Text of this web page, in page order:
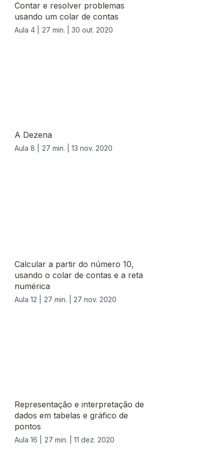
Contar e resolver problemas
usando um colar de contas
Aula 4 | 27 min. | 30 out. 2020
A Dezena
Aula 8 | 27 min. | 13 nov. 2020
Calcular a partir do número 10,
usando o colar de contas e a reta
numérica
Aula 12 | 27 min. | 27 nov. 2020
Representação e interpretação de
dados em tabelas e gráfico de
pontos
Aula 16 | 27 min. | 11 dez. 2020